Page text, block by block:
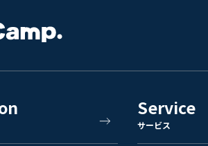
Service
サービス